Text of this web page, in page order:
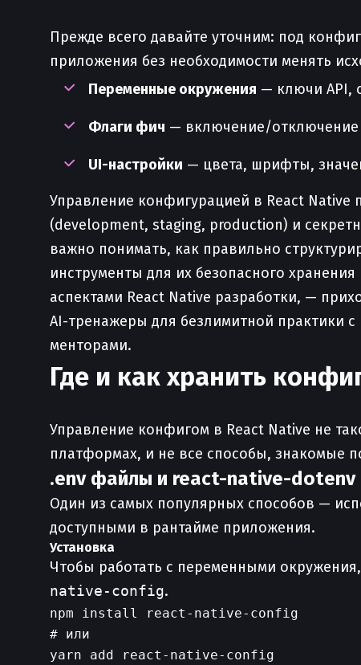
Прежде всего давайте уточним: под
приложения без необходимости менять
Переменные окружения — ключи API,
Флаги фич — включение/отключение
UI-настройки — цвета, шрифты,
Управление конфигурацией в React
(development, staging, production) и
важно понимать, как правильно
инструменты для их безопасного
аспектами React Native разработки, —
AI-тренажеры для безлимитной практики
менторами.
Где и как хранить
Управление конфигом в React Native не
платформах, и не все способы, знакомые
.env файлы и react-native-dotenv
Один из самых популярных способов —
доступными в рантайме приложения.
Установка
Чтобы работать с переменными
native-config.
npm install react-native-config
# или